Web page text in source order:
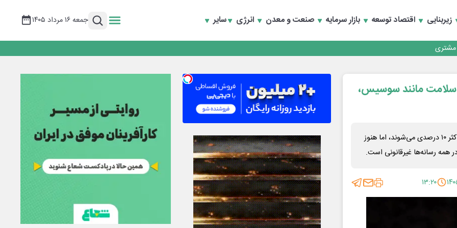
زیربنایی اقتصاد توسعه بازار سرمایه صنعت و معدن انرژی سایر جمعه ۱۶ مرداد ۱۴۰۵
و بازسازی اعتماد مشتریان
مشتری
و بازسازی اعتماد مشتریان
آسیب‌رسان سلامت مانند سوسیس،
این کالاها و خدمات آسیب‌رسان مشمول پرداخت عوارض حداکثر ۱۰ درصدی می‌شوند، اما هنوز
همه رسانه‌ها غیرقانونی است.
۱۳:۲۰